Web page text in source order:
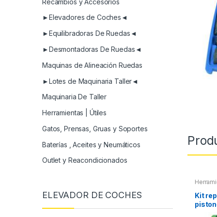
Kit
►Elevadores de Coches◄
►Equilibradoras De Ruedas◄
►Desmontadoras De Ruedas◄
Maquinas de Alineación Ruedas
►Lotes de Maquinaria Taller◄
Maquinaria De Taller
Herramientas | Útiles
Gatos, Prensas, Gruas y Soportes
Baterías , Aceites y Neumáticos
Outlet y Reacondicionados
ELEVADOR DE COCHES